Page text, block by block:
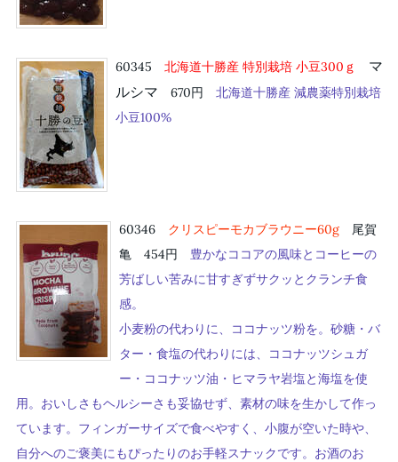
60345 北海道十勝産 特別栽培 小豆300ｇ
マ
ルシマ 670円 北海道十勝産 減農薬特別栽培
小豆100%
60346 クリスピーモカブラウニー60g尾賀
亀 454円 豊かなココアの風味とコーヒーの
芳ばしい苦みに甘すぎずサクッとクランチ食
感。
小麦粉の代わりに、ココナッツ粉を。砂糖・バ
ター・食塩の代わりには、ココナッツシュガ
ー・ココナッツ油・ヒマラヤ岩塩と海塩を使
用。おいしさもヘルシーさも妥協せず、素材の味を生かして作っ
ています。フィンガーサイズで食べやすく、小腹が空いた時や、
自分へのご褒美にもぴったりのお手軽スナックです。お酒のお